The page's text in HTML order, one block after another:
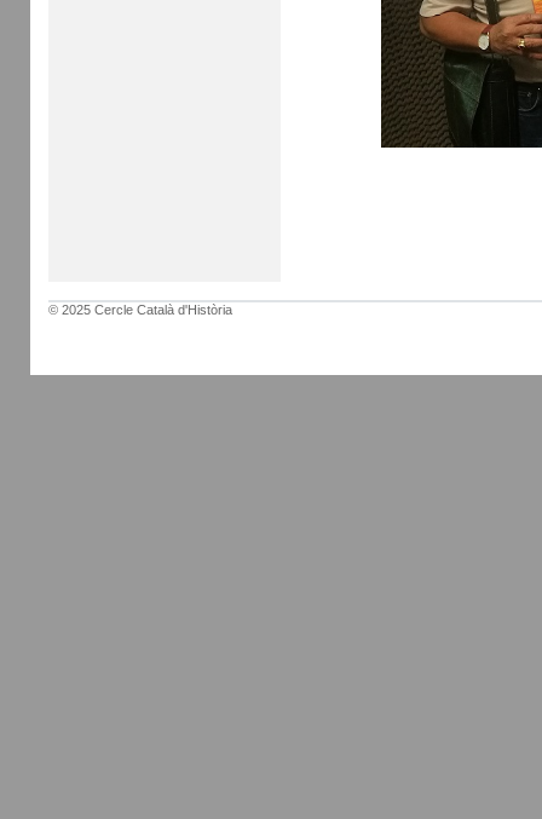
© 2025 Cercle Català d'Història